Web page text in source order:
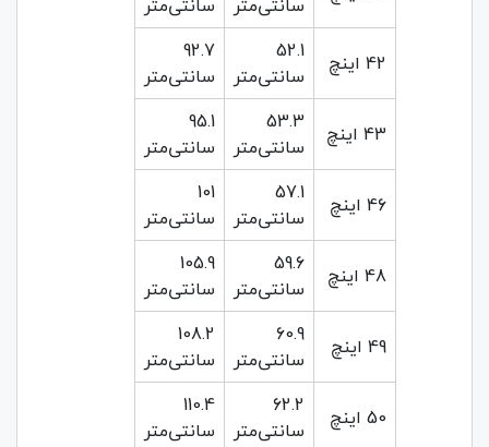
42 اینچ
52.1
سانتی‌متر
92.7
سانتی‌متر
43 اینچ
53.3
سانتی‌متر
95.1
سانتی‌متر
46 اینچ
57.1
سانتی‌متر
101
سانتی‌متر
48 اینچ
59.6
سانتی‌متر
105.9
سانتی‌متر
49 اینچ
60.9
سانتی‌متر
108.2
سانتی‌متر
50 اینچ
62.2
سانتی‌متر
110.4
سانتی‌متر